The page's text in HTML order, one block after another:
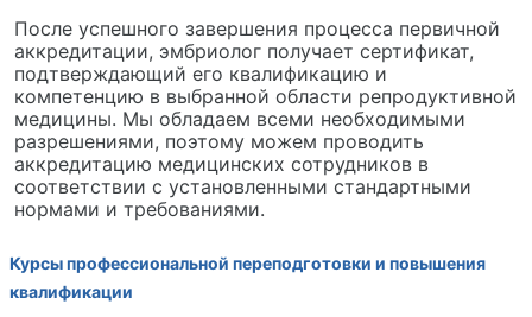
После успешного завершения процесса первичной
аккредитации, эмбриолог получает сертификат,
подтверждающий его квалификацию и
компетенцию в выбранной области репродуктивной
медицины. Мы обладаем всеми необходимыми
разрешениями, поэтому можем проводить
аккредитацию медицинских сотрудников в
соответствии с установленными стандартными
нормами и требованиями.
Курсы профессиональной переподготовки и повышения
квалификации